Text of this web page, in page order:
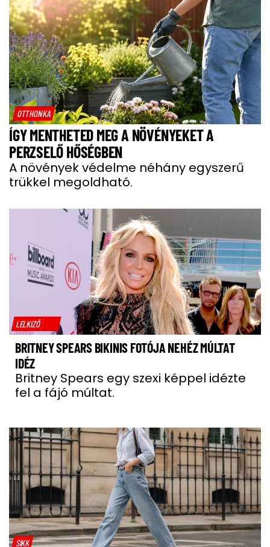
OTTHONKA
ÍGY MENTHETED MEG A NÖVÉNYEKET A
PERZSELŐ HŐSÉGBEN
A növények védelme néhány egyszerű
trükkel megoldható.
LELKIZŐ
BRITNEY SPEARS BIKINIS FOTÓJA NEHÉZ MÚLTAT
IDÉZ
Britney Spears egy szexi képpel idézte
fel a fájó múltat.
SIKK